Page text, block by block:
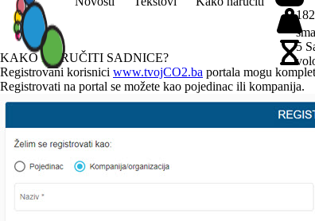
5
KAKO NARUČITI SADNICE?
Registrovani korisnici www.tvojCO2.ba portala mogu
Registrovati na portal se možete kao pojedinac ili kompanija.